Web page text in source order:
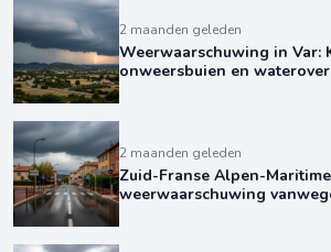
2 maanden geleden
Weerwaarschuwing in Var:
onweersbuien en
2 maanden geleden
Zuid-Franse Alpen-
weerwaarschuwing